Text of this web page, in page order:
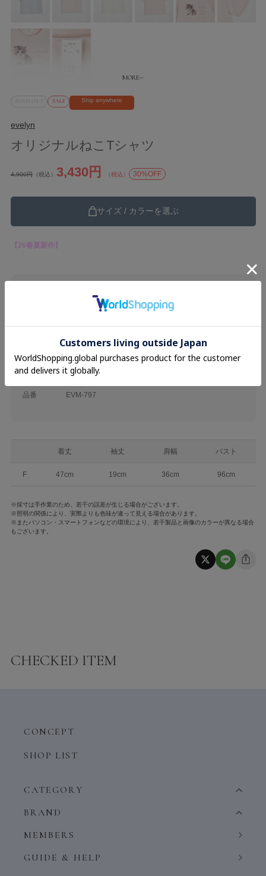
SALE Ship anywhere
evelyn
オリジナルねこTシャツ
4,900円 （税込） 3,430円 （税込） 30%OFF
サイズ / カラーを選ぶ
【26春夏新作】
素材 綿95％ ポリウレタン5％
品名 オリジナルねこTシャツ
品番 EVM-797
着丈 袖丈 肩幅 バスト
F 47cm 19cm 36cm 96cm
※採寸は手作業のため、若干の誤差が生じる場合がございます。
※照明の関係により、実際よりも色味が違って見える場合があります。
※またパソコン・スマートフォンなどの環境により、若干製品と画像のカラーが異なる場合
もございます。
CHECKED ITEM
CONCEPT
SHOP LIST
CATEGORY
BRAND
MEMBERS
GUIDE & HELP